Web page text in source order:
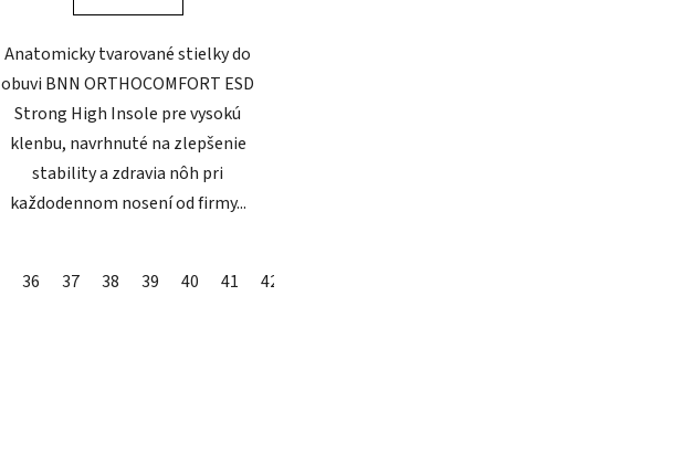
43 44 45 46 47 48 49
Anatomicky tvarované stielky do
obuvi BNN ORTHOCOMFORT ESD
Strong High Insole pre vysokú
klenbu, navrhnuté na zlepšenie
stability a zdravia nôh pri
každodennom nosení od firmy...
36 37 38 39 40 41 42